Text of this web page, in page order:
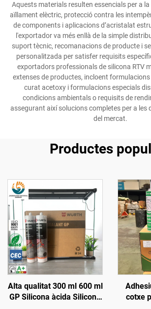
Aquests materials resulten essencials per a
aïllament elèctric, protecció contra les
de components i aplicacions d’acristalat
l'exportador va més enllà de la simple
suport tècnic, recomanacions de producte i
personalitzada per satisfer requisits
exportadors professionals de silicona RTV
extenses de productes, incloent
curat acetoxy i formulacions especials
condicions ambientals o requisits de
assegurant així solucions completes per a les
del mercat.
Productes
Alta qualitat 300 ml 600 ml
GP Silicona àcida Silicona
cotxe